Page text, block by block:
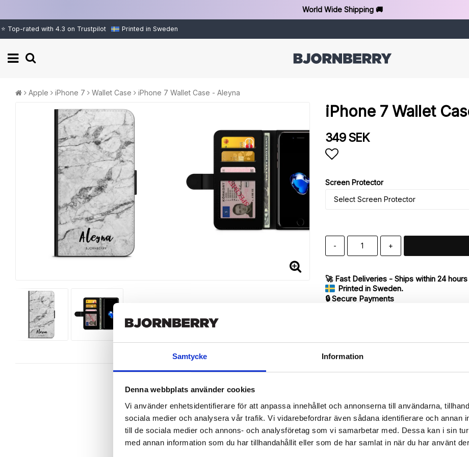
Samtycke Information
Denna webbplats använder cookies
Vi använder enhetsidentifierare för att anpassa innehållet och annonserna till användarna,
sociala medier och analysera vår trafik. Vi vidarebefordrar även sådana identifierare och annan
till de sociala medier och annons- och analysföretag som vi samarbetar med. Dessa kan i sin
med annan information som du har tillhandahållit eller som de har samlat in när du har använt
World Wide Shipping 🚚
⭐ Top-rated with 4.3 on Trustpilot Printed in Sweden
Apple iPhone 7 Wallet Case iPhone 7 Wallet Case - Aleyna
iPhone 7 Wallet
349 SEK
Screen Protector
- +
🚀 Fast Deliveries - Ships within 24 hours
Printed in Sweden.
🔒 Secure Payments
Article no.: 142277
Wallet case from Bjornberry for your iPhone 7 with unique print. Which gives great protection and has a
Product details:
Customized front and black leather back.